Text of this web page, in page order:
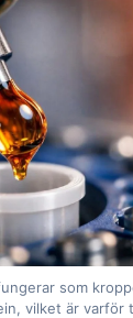
som
vilket är varför